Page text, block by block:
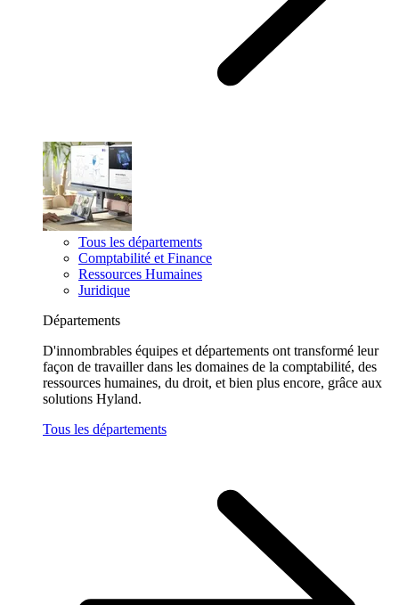
Tous les départements
Comptabilité et Finance
Ressources Humaines
Juridique
Départements
D'innombrables équipes et départements ont transformé leur
façon de travailler dans les domaines de la comptabilité, des
ressources humaines, du droit, et bien plus encore, grâce aux
solutions Hyland.
Tous les départements